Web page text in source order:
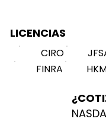
LICENCIAS
CIRO
FINRA